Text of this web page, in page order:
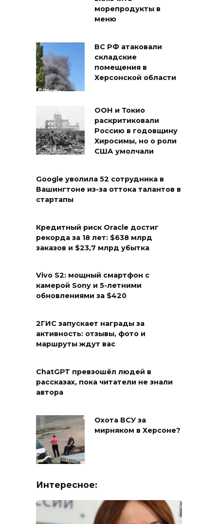
морепродукты в
меню
ВС РФ атаковали
складские
помещения в
Херсонской области
ООН и Токио
раскритиковали
Россию в годовщину
Хиросимы, но о роли
США умолчали
Google уволила 52 сотрудника в
Вашингтоне из-за оттока талантов в
стартапы
Кредитный риск Oracle достиг
рекорда за 18 лет: $638 млрд
заказов и $23,7 млрд убытка
Vivo S2: мощный смартфон с
камерой Sony и 5-летними
обновлениями за $420
2ГИС запускает награды за
активность: отзывы, фото и
маршруты ждут вас
ChatGPT превзошёл людей в
рассказах, пока читатели не знали
автора
Охота ВСУ за
мирняком в Херсоне?
Интересное: